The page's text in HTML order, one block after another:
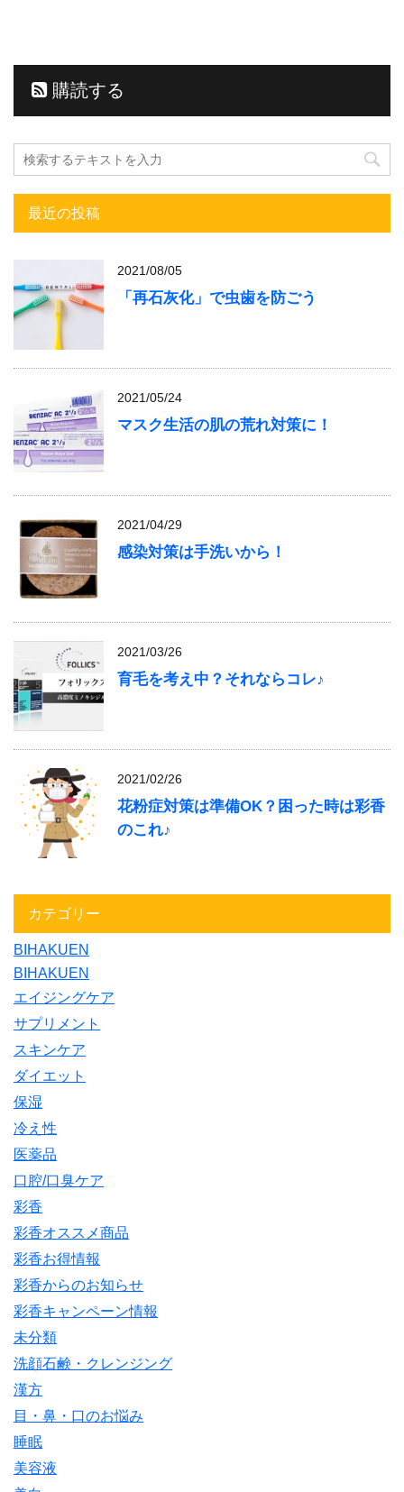
購読する
最近の投稿
2021/08/05
「再石灰化」で虫歯を防ごう
2021/05/24
マスク生活の肌の荒れ対策に！
2021/04/29
感染対策は手洗いから！
2021/03/26
育毛を考え中？それならコレ♪
2021/02/26
花粉症対策は準備OK？困った時は彩香
のこれ♪
カテゴリー
BIHAKUEN
BIHAKUEN
エイジングケア
サプリメント
スキンケア
ダイエット
保湿
冷え性
医薬品
口腔/口臭ケア
彩香
彩香オススメ商品
彩香お得情報
彩香からのお知らせ
彩香キャンペーン情報
未分類
洗顔石鹸・クレンジング
漢方
目・鼻・口のお悩み
睡眠
美容液